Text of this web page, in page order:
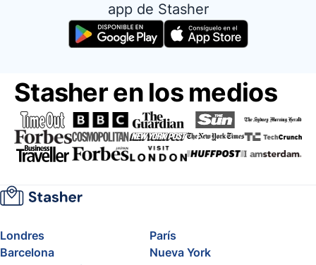
app de Stasher
Stasher en los medios
Londres
París
Barcelona
Nueva York